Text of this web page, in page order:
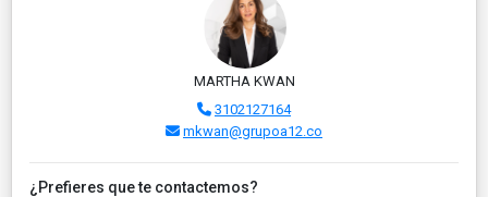
MARTHA KWAN
3102127164
mkwan@grupoa12.co
¿Prefieres que te contactemos?